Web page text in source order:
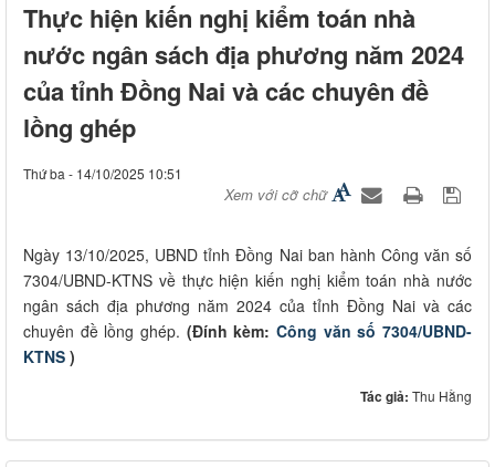
Thực hiện kiến nghị kiểm toán nhà
nước ngân sách địa phương năm 2024
của tỉnh Đồng Nai và các chuyên đề
lồng ghép
Thứ ba - 14/10/2025 10:51
Xem với cỡ chữ
Ngày 13/10/2025, UBND tỉnh Đồng Nai ban hành Công văn số
7304/UBND-KTNS về thực hiện kiến nghị kiểm toán nhà nước
ngân sách địa phương năm 2024 của tỉnh Đồng Nai và các
chuyên đề lồng ghép. (Đính kèm:Công văn số 7304/UBND-
KTNS )
Tác giả: Thu Hằng